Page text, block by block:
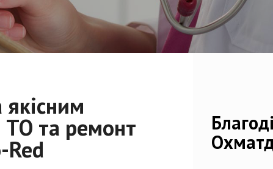
якісним
ТО та ремонт
Red